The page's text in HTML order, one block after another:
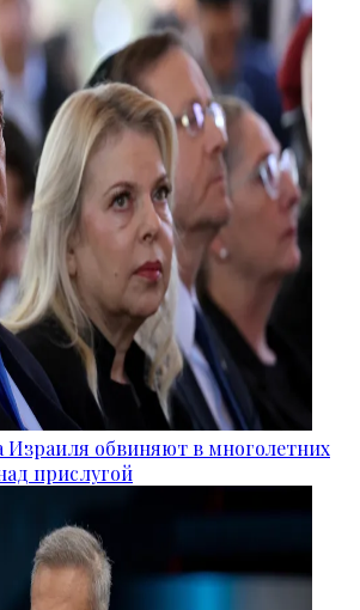
Израиля обвиняют в многолетних
прислугой